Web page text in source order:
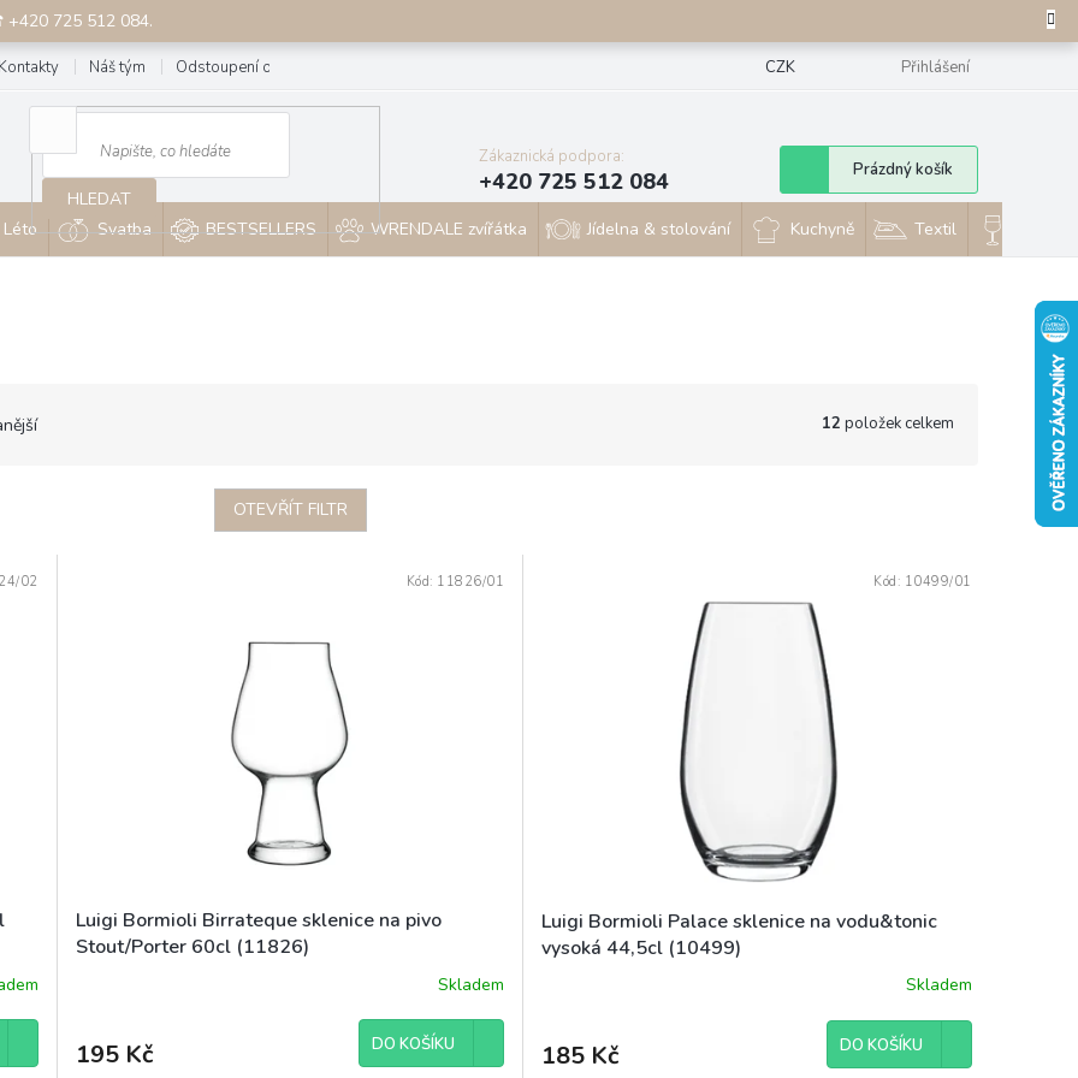
+420 725 512 084.
Kontakty Náš tým Odstoupení od smlouvy CZK Přihlášení
HLEDAT
Zákaznická podpora:
+420 725 512 084
Nákupní
košík
Prázdný košík
Léto Svatba BESTSELLERS WRENDALE zvířátka Jídelna & stolování Kuchyně Textil
12 položek celkem
OTEVŘÍT FILTR
02
Luigi Bormioli Birrateque sklenice na pivo
Stout/Porter 60cl (11826)
Skladem
195 Kč DO KOŠÍKU
Kód: 11826/01
Luigi Bormioli Palace sklenice na vodu&tonic
vysoká 44,5cl (10499)
Skladem
185 Kč DO KOŠÍKU
Kód: 10499/01